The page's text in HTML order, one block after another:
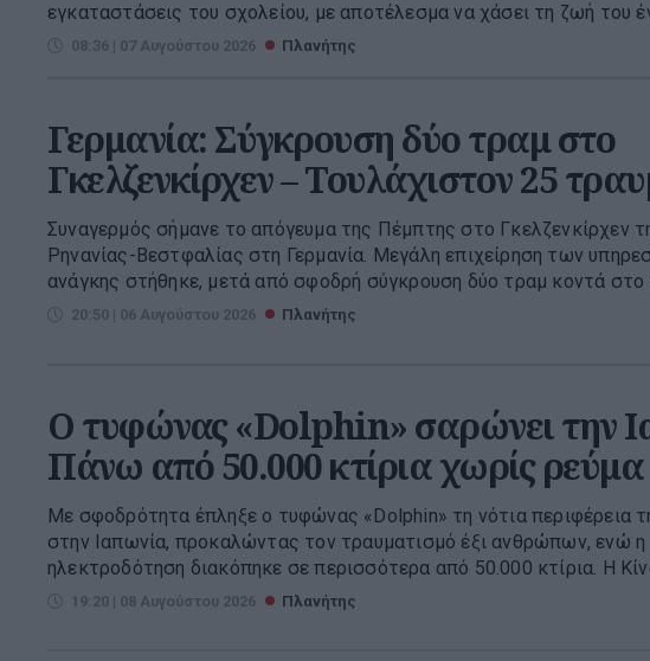
εγκαταστάσεις του σχολείου, με αποτέλεσμα να χάσει τη ζωή του
08:36 | 07 Αυγούστου 2026 Πλανήτης
Γερμανία: Σύγκρουση δύο τραμ στο
Γκελζενκίρχεν – Τουλάχιστον 25
Συναγερμός σήμανε το απόγευμα της Πέμπτης στο Γκελζενκίρχεν
Ρηνανίας-Βεστφαλίας στη Γερμανία. Μεγάλη επιχείρηση των
ανάγκης στήθηκε, μετά από σφοδρή σύγκρουση δύο τραμ κοντά στο
20:50 | 06 Αυγούστου 2026 Πλανήτης
Ο τυφώνας «Dolphin» σαρώνει την
Πάνω από 50.000 κτίρια χωρίς
Με σφοδρότητα έπληξε ο τυφώνας «Dolphin» τη νότια περιφέρεια
στην Ιαπωνία, προκαλώντας τον τραυματισμό έξι ανθρώπων, ενώ η
ηλεκτροδότηση διακόπηκε σε περισσότερα από 50.000 κτίρια. Η
19:20 | 08 Αυγούστου 2026 Πλανήτης